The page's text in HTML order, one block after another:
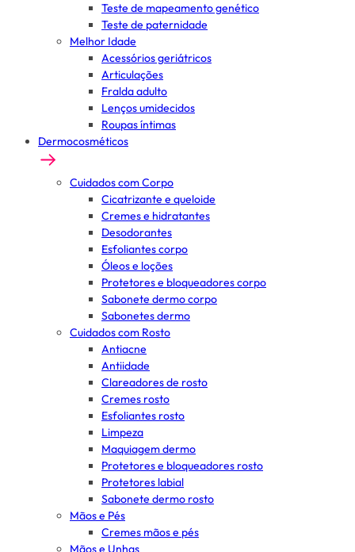
Teste de mapeamento genético
Teste de paternidade
Melhor Idade
Acessórios geriátricos
Articulações
Fralda adulto
Lenços umidecidos
Roupas íntimas
Dermocosméticos
Cuidados com Corpo
Cicatrizante e queloide
Cremes e hidratantes
Desodorantes
Esfoliantes corpo
Óleos e loções
Protetores e bloqueadores corpo
Sabonete dermo corpo
Sabonetes dermo
Cuidados com Rosto
Antiacne
Antiidade
Clareadores de rosto
Cremes rosto
Esfoliantes rosto
Limpeza
Maquiagem dermo
Protetores e bloqueadores rosto
Protetores labial
Sabonete dermo rosto
Mãos e Pés
Cremes mãos e pés
Mãos e Unhas